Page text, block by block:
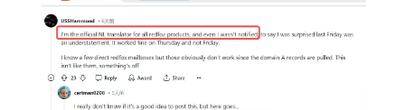
autorisierten lokalen Datei-Workflow und
beantwortet Fragen zu Gratisversion, Download und
Systemton.